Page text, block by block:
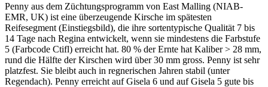
Penny aus dem Züchtungsprogramm von East Malling (NIAB-
EMR, UK) ist eine überzeugende Kirsche im spätesten
Reifesegment (Einstiegsbild), die ihre sortentypische Qualität 7 bis
14 Tage nach Regina entwickelt, wenn sie mindestens die Farbstufe
5 (Farbcode Ctifl) erreicht hat. 80 % der Ernte hat Kaliber > 28 mm,
rund die Hälfte der Kirschen wird über 30 mm gross. Penny ist sehr
platzfest. Sie bleibt auch in regnerischen Jahren stabil (unter
Regendach). Penny erreicht auf Gisela 6 und auf Gisela 5 gute bis